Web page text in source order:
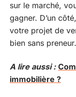
sur le marché,
gagner. D’un
votre projet de
bien sans preneur.
A lire aussi :
immobilière ?